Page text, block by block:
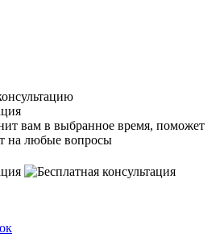
вам в выбранное время, поможет
на любые вопросы